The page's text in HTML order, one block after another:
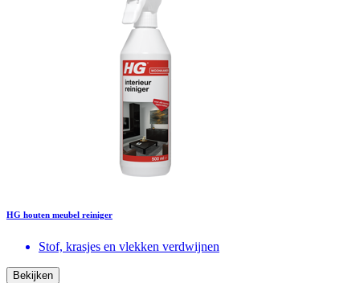
HG houten meubel reiniger
Stof, krasjes en vlekken verdwijnen
Bekijken